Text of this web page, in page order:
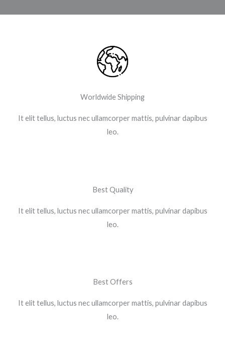
Worldwide Shipping
It elit tellus, luctus nec ullamcorper mattis, pulvinar dapibus
leo.​
Best Quality
It elit tellus, luctus nec ullamcorper mattis, pulvinar dapibus
leo.​
Best Offers
It elit tellus, luctus nec ullamcorper mattis, pulvinar dapibus
leo.​